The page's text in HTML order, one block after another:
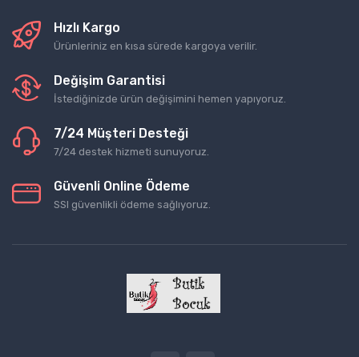
Hızlı Kargo
Ürünleriniz en kısa sürede kargoya verilir.
Değişim Garantisi
İstediğinizde ürün değişimini hemen yapıyoruz.
7/24 Müşteri Desteği
7/24 destek hizmeti sunuyoruz.
Güvenli Online Ödeme
SSl güvenlikli ödeme sağlıyoruz.